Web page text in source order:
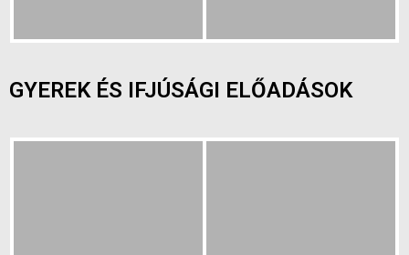
GYEREK ÉS IFJÚSÁGI ELŐADÁSOK